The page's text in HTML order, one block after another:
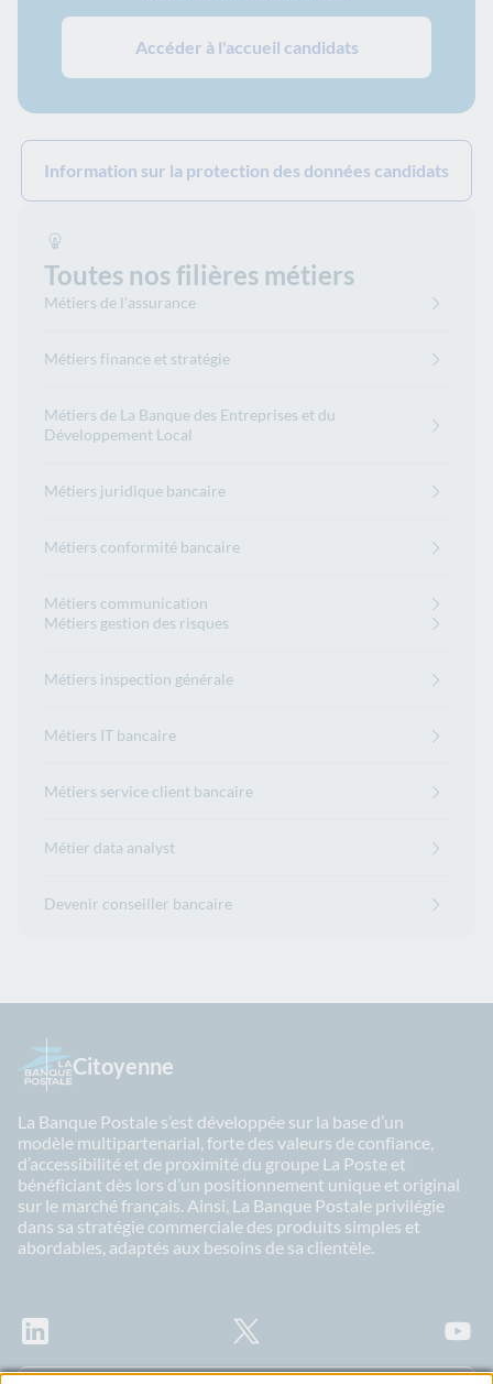
Accéder à l'accueil candidats
Information sur la protection des données candidats
Toutes nos filières métiers
Métiers de l'assurance
Métiers finance et stratégie
Métiers de La Banque des Entreprises et du
Développement Local
Métiers juridique bancaire
Métiers conformité bancaire
Métiers communication
Métiers gestion des risques
Métiers inspection générale
Métiers IT bancaire
Métiers service client bancaire
Métier data analyst
Devenir conseiller bancaire
Citoyenne
La Banque Postale s’est développée sur la base d’un
modèle multipartenarial, forte des valeurs de confiance,
d’accessibilité et de proximité du groupe La Poste et
bénéficiant dès lors d’un positionnement unique et original
sur le marché français. Ainsi, La Banque Postale privilégie
dans sa stratégie commerciale des produits simples et
abordables, adaptés aux besoins de sa clientèle.